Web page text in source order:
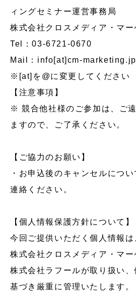
ィングセミナー運営事務局
株式会社クロスメディア・マー
Tel：03-6721-0670
Mail：info[at]cm-
※[at]を@に変更してください
【注意事項】
※ 競合他社様のご参加は、ご
ますので、ご了承ください。
【ご協力のお願い】
・お申込後のキャンセルにつ
連絡ください。
【個人情報保護方針について】
今回ご提供いただく個人情報は
株式会社クロスメディア・マー
株式会社ラフールが取り扱い
基づき厳重に管理いたします。